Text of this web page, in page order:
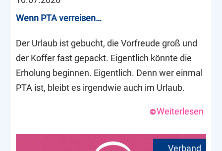
Wenn PTA verreisen…
Der Urlaub ist gebucht, die Vorfreude groß und
der Koffer fast gepackt. Eigentlich könnte die
Erholung beginnen. Eigentlich. Denn wer einmal
PTA ist, bleibt es irgendwie auch im Urlaub.
Weiterlesen